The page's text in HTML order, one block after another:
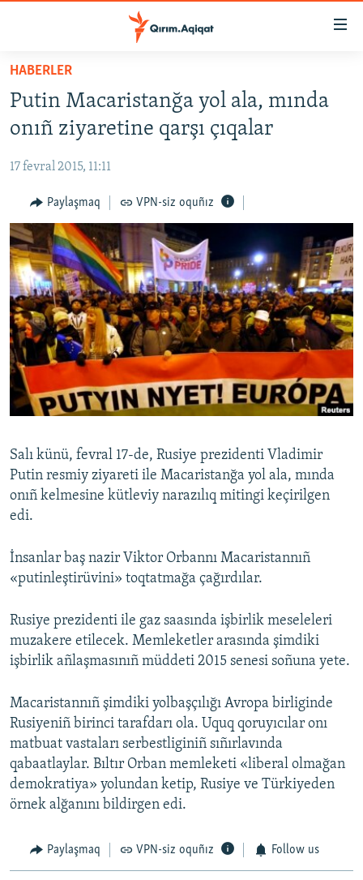
Esas
qaytmaq
Baş
navigatsiyağa
qaytmaq
qaytmaq
İQTİSADİYAT
CEMİYET
MEDENİYET
İNSAN AQLARI
VİDEO
SÜRET
BLOGLAR
FİKİR
Русский
Українською
HABERLER
Putin Macaristanğa yol ala, mında
onıñ ziyaretine qarşı çıqalar
17 fevral 2015, 11:11
Paylaşmaq VPN-siz oquñız
Salı künü, fevral 17-de, Rusiye prezidenti Vladimir
Putin resmiy ziyareti ile Macaristanğa yol ala, mında
onıñ kelmesine kütleviy narazılıq mitingi keçirilgen
edi.
İnsanlar baş nazir Viktor Orbannı Macaristannıñ
«putinleştirüvini» toqtatmağa çağırdılar.
Rusiye prezidenti ile gaz saasında işbirlik meseleleri
muzakere etilecek. Memleketler arasında şimdiki
işbirlik añlaşmasınıñ müddeti 2015 senesi soñuna yete.
Macaristannıñ şimdiki yolbaşçılığı Avropa birliginde
Rusiyeniñ birinci tarafdarı ola. Uquq qoruyıcılar onı
matbuat vastaları serbestliginiñ sıñırlavında
qabaatlaylar. Bıltır Orban memleketi «liberal olmağan
demokratiya» yolundan ketip, Rusiye ve Türkiyeden
örnek alğanını bildirgen edi.
Paylaşmaq VPN-siz oquñız Follow us